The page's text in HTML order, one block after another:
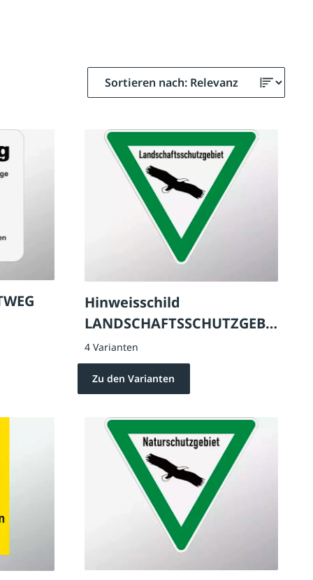
Hinweisschild
LANDSCHAFTSSCHUTZGEBI
ET
4 Varianten
Zu den Varianten